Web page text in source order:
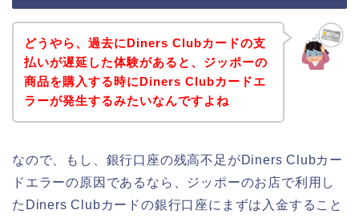
どうやら、過去にDiners Clubカードの支
払いが遅延した体験があると、ジッポーの
商品を購入する時にDiners Clubカードエ
ラーが発生するみたいなんですよね
なので、もし、銀行口座の残高不足がDiners Clubカー
ドエラーの原因であるなら、ジッポーのお店で利用し
たDiners Clubカードの銀行口座にまずは入金すること